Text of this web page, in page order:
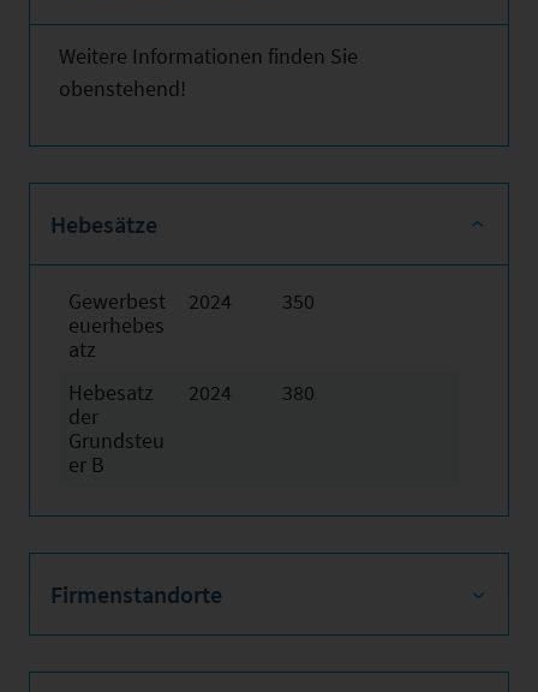
Weitere Informationen finden Sie
obenstehend!
Hebesätze
Gewerbest
euerhebes
atz
2024 350
Hebesatz
der
Grundsteu
er B
2024 380
Firmenstandorte